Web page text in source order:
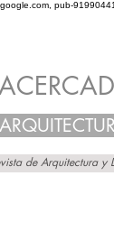
google.com, pub-
de Arquitectura y